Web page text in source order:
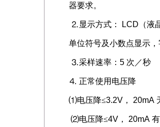
器要求。
⒉ 显示方式： LCD （液
单位符号及小数点显示
⒊采样速率：5 次／秒
⒋ 正常使用电压降
⑴电压降≤3.2V ， 20mA
⑵电压降≤4V ， 20mA